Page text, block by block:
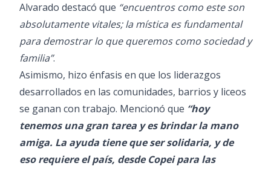
Alvarado destacó que “encuentros como este son
absolutamente vitales; la mística es fundamental
para demostrar lo que queremos como sociedad y
familia”.
Asimismo, hizo énfasis en que los liderazgos
desarrollados en las comunidades, barrios y liceos
se ganan con trabajo. Mencionó que “hoy
tenemos una gran tarea y es brindar la mano
amiga. La ayuda tiene que ser solidaria, y de
eso requiere el país, desde Copei para las